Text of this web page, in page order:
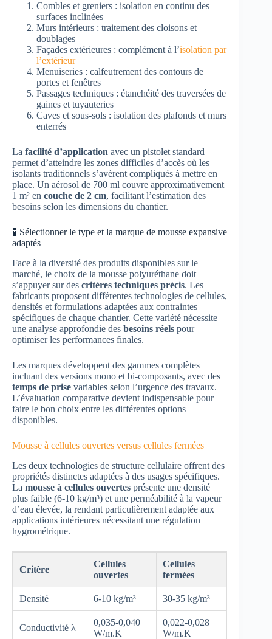
Combles et greniers : isolation en continu des
surfaces inclinées
Murs intérieurs : traitement des cloisons et
doublages
Façades extérieures : complément à l’isolation par
l’extérieur
Menuiseries : calfeutrement des contours de
portes et fenêtres
Passages techniques : étanchéité des traversées de
gaines et tuyauteries
Caves et sous-sols : isolation des plafonds et murs
enterrés
La facilité d’application avec un pistolet standard
permet d’atteindre les zones difficiles d’accès où les
isolants traditionnels s’avèrent compliqués à mettre en
place. Un aérosol de 700 ml couvre approximativement
1 m² en couche de 2 cm, facilitant l’estimation des
besoins selon les dimensions du chantier.
🧪 Sélectionner le type et la marque de mousse expansive
adaptés
Face à la diversité des produits disponibles sur le
marché, le choix de la mousse polyuréthane doit
s’appuyer sur des critères techniques précis. Les
fabricants proposent différentes technologies de cellules,
densités et formulations adaptées aux contraintes
spécifiques de chaque chantier. Cette variété nécessite
une analyse approfondie des besoins réels pour
optimiser les performances finales.
Les marques développent des gammes complètes
incluant des versions mono et bi-composants, avec des
temps de prise variables selon l’urgence des travaux.
L’évaluation comparative devient indispensable pour
faire le bon choix entre les différentes options
disponibles.
Mousse à cellules ouvertes versus cellules fermées
Les deux technologies de structure cellulaire offrent des
propriétés distinctes adaptées à des usages spécifiques.
La mousse à cellules ouvertes présente une densité
plus faible (6-10 kg/m³) et une perméabilité à la vapeur
d’eau élevée, la rendant particulièrement adaptée aux
applications intérieures nécessitant une régulation
hygrométrique.
Critère
Cellules
ouvertes
Cellules
fermées
Densité 6-10 kg/m³ 30-35 kg/m³
Conductivité λ
0,035-0,040
W/m.K
0,022-0,028
W/m.K